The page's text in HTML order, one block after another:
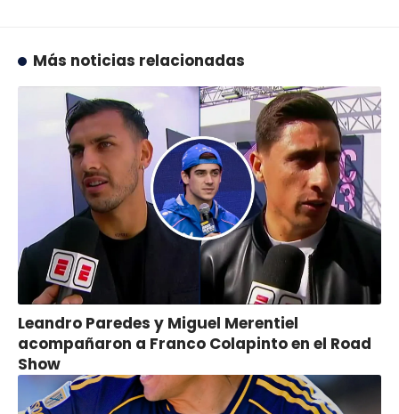
Más noticias relacionadas
Leandro Paredes y Miguel Merentiel
acompañaron a Franco Colapinto en el Road
Show